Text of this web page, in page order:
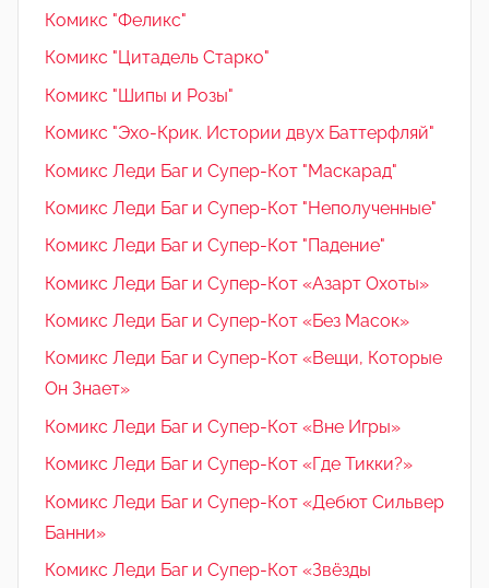
Комикс "Феликс"
Комикс "Цитадель Старко"
Комикс "Шипы и Розы"
Комикс "Эхо-Крик. Истории двух Баттерфляй"
Комикс Леди Баг и Супер-Кот "Маскарад"
Комикс Леди Баг и Супер-Кот "Неполученные"
Комикс Леди Баг и Супер-Кот "Падение"
Комикс Леди Баг и Супер-Кот «Азарт Охоты»
Комикс Леди Баг и Супер-Кот «Без Масок»
Комикс Леди Баг и Супер-Кот «Вещи, Которые
Он Знает»
Комикс Леди Баг и Супер-Кот «Вне Игры»
Комикс Леди Баг и Супер-Кот «Где Тикки?»
Комикс Леди Баг и Супер-Кот «Дебют Сильвер
Банни»
Комикс Леди Баг и Супер-Кот «Звёзды